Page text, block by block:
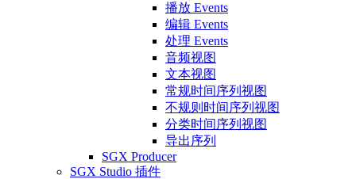
播放 Events
编辑 Events
处理 Events
音频视图
文本视图
常规时间序列视图
不规则时间序列视图
分类时间序列视图
导出序列
SGX Producer
SGX Studio 插件